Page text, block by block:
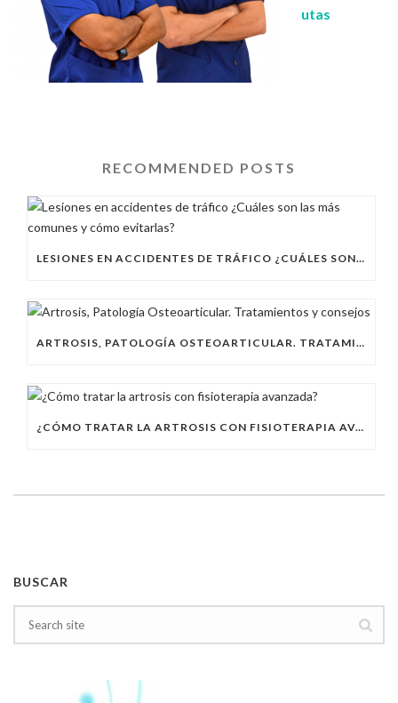
utas
RECOMMENDED POSTS
LESIONES EN ACCIDENTES DE TRÁFICO ¿CUÁLES SON LAS MÁS COMUNES Y CÓMO EVITARLAS?
ARTROSIS, PATOLOGÍA OSTEOARTICULAR. TRATAMIENTOS Y CONSEJOS
¿CÓMO TRATAR LA ARTROSIS CON FISIOTERAPIA AVANZADA?
BUSCAR